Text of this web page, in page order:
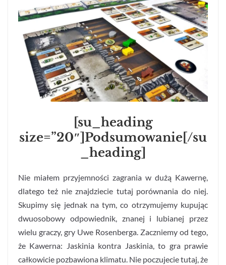
[su_heading
size=”20″]Podsumowanie[/su
_heading]
Nie miałem przyjemności zagrania w dużą Kawernę,
dlatego też nie znajdziecie tutaj porównania do niej.
Skupimy się jednak na tym, co otrzymujemy kupując
dwuosobowy odpowiednik, znanej i lubianej przez
wielu graczy, gry Uwe Rosenberga. Zaczniemy od tego,
że Kawerna: Jaskinia kontra Jaskinia, to gra prawie
całkowicie pozbawiona klimatu. Nie poczujecie tutaj, że